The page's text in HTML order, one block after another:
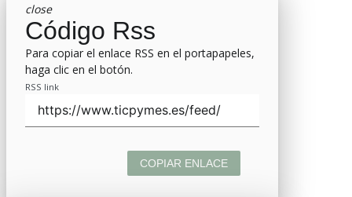
close
Código Rss
Para copiar el enlace RSS en el portapapeles,
haga clic en el botón.
RSS link
COPIAR ENLACE